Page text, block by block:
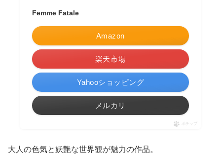
Femme Fatale
Amazon
楽天市場
Yahooショッピング
メルカリ
ポチップ
大人の色気と妖艶な世界観が魅力の作品。